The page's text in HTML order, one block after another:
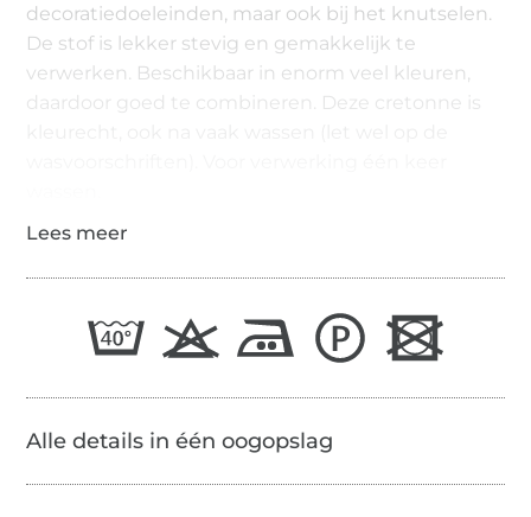
decoratiedoeleinden, maar ook bij het knutselen.
De stof is lekker stevig en gemakkelijk te
verwerken. Beschikbaar in enorm veel kleuren,
daardoor goed te combineren. Deze cretonne is
Alle details in één oogopslag